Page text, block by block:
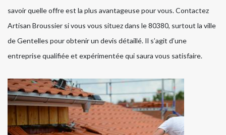
savoir quelle offre est la plus avantageuse pour vous. Contactez
Artisan Broussier si vous vous situez dans le 80380, surtout la ville
de Gentelles pour obtenir un devis détaillé. Il s’agit d’une
entreprise qualifiée et expérimentée qui saura vous satisfaire.